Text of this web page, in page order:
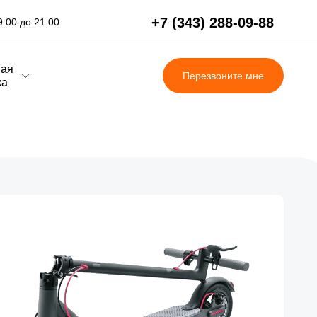
до 21:00 +7 (343) 288-09-88
Перезвоните мне